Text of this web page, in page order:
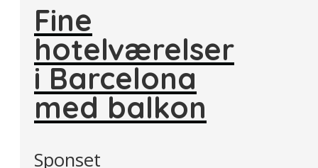
Fine
hotelværelser
i Barcelona
med balkon
Sponset